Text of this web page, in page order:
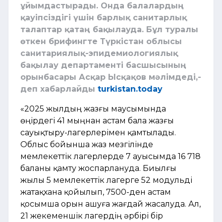
ұйымдастырады. Онда балалардың
қауіпсіздігі үшін барлық санитарлық
талаптар қатаң бақылауда. Бұл туралы
өткен брифингте Түркістан облысы
санитариялық-эпидемиологиялық
бақылау департаменті басшысының
орынбасары Асқар Ысқақов мәлімдеді,-
деп хабарлайды turkistan.today
«2025 жылдың жазғы маусымында
өңірдегі 41 мыңнан астам бала жазғы
сауықтыру-лагерлерімен қамтылады.
Облыс бойынша жаз мезгілінде
мемлекеттік лагерлерде 7 ауысымда 16 718
баланы қамту жоспарлануда. Биылғы
жылы 5 мемлекеттік лагерге 52 модульді
жатақхана қойылып, 7500-ден астам
қосымша орын ашуға жағдай жасалуда. Ал,
21 жекеменшік лагердің әрбірі бір